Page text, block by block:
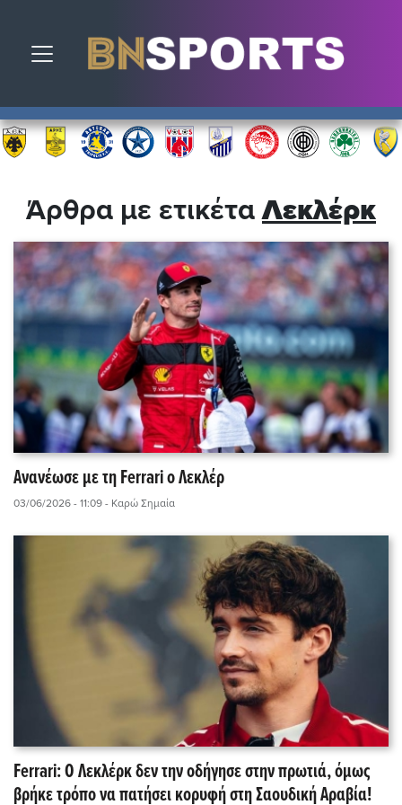
Toggle navigation
Άρθρα με ετικέταΛεκλέρκ
Ανανέωσε με τη Ferrari o Λεκλέρ
03/06/2026 - 11:09 - Καρώ Σημαία
Ferrari: Ο Λεκλέρκ δεν την οδήγησε στην πρωτιά, όμως
βρήκε τρόπο να πατήσει κορυφή στη Σαουδική Αραβία!